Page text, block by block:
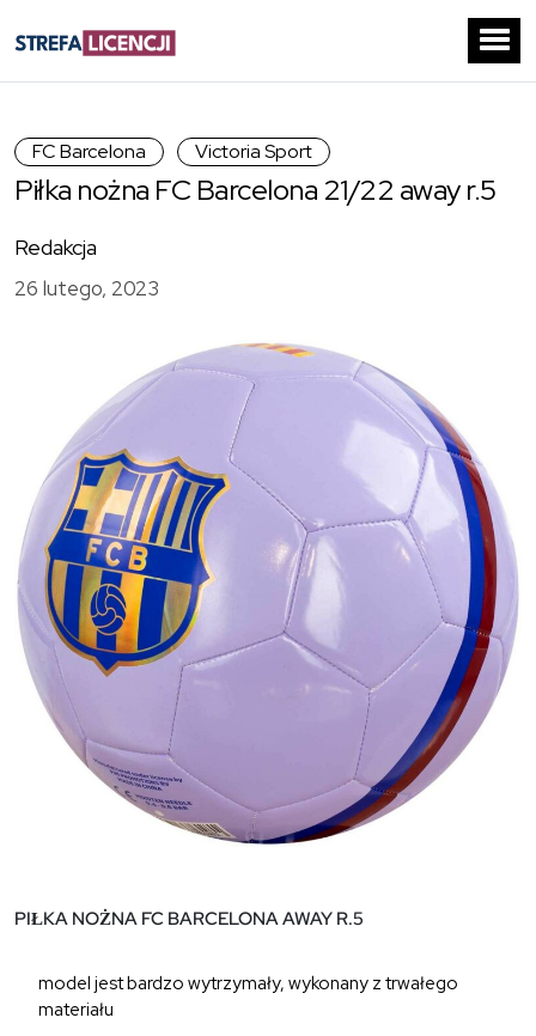
FC Barcelona Victoria Sport
Piłka nożna FC Barcelona 21/22 away r.5
Redakcja
26 lutego, 2023
PIŁKA NOŻNA FC BARCELONA AWAY R.5
model jest bardzo wytrzymały, wykonany z trwałego
materiału